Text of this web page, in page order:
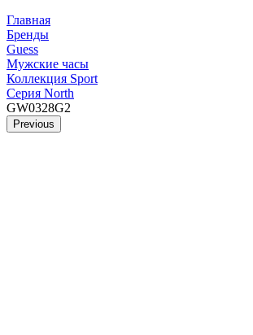
Главная
Бренды
Guess
Мужские часы
Коллекция Sport
Серия North
GW0328G2
Previous